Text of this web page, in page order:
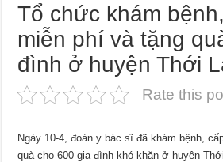
Tổ chức khám
miễn phí và tặng
đình ở huyện Thới
Rate this
Ngày 10-4, đoàn y bác sĩ đã khám bệnh,
quà cho 600 gia đình khó khăn ở huyện